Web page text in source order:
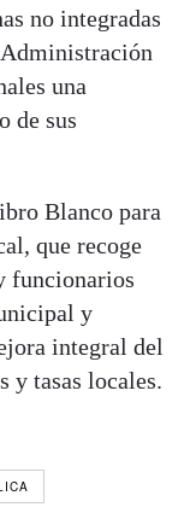
no integradas
una
de sus
Blanco para
que recoge
funcionarios
y
integral del
y tasas locales.